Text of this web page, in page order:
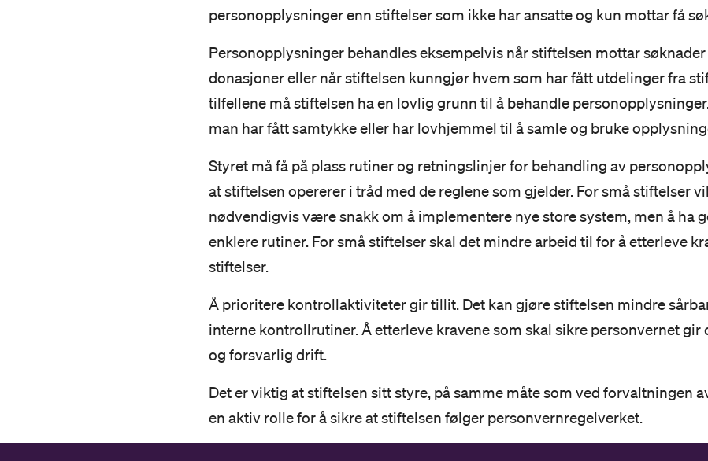
personopplysninger enn stiftelser som ikke har ansatte og kun mottar få
Personopplysninger behandles eksempelvis når stiftelsen mottar
donasjoner eller når stiftelsen kunngjør hvem som har fått utdelinger fra
tilfellene må stiftelsen ha en lovlig grunn til å behandle
man har fått samtykke eller har lovhjemmel til å samle og bruke
Styret må få på plass rutiner og retningslinjer for behandling av
at stiftelsen opererer i tråd med de reglene som gjelder. For små stiftelser
nødvendigvis være snakk om å implementere nye store system, men å ha
enklere rutiner. For små stiftelser skal det mindre arbeid til for å etterleve
stiftelser.
Å prioritere kontrollaktiviteter gir tillit. Det kan gjøre stiftelsen mindre
interne kontrollrutiner. Å etterleve kravene som skal sikre personvernet
og forsvarlig drift.
Det er viktig at stiftelsen sitt styre, på samme måte som ved forvaltningen
en aktiv rolle for å sikre at stiftelsen følger personvernregelverket.